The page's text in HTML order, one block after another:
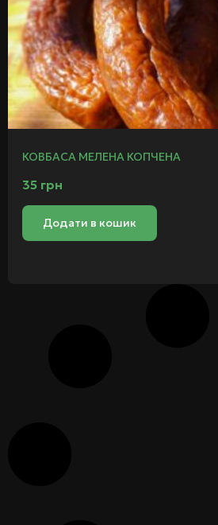
КОВБАСА МЕЛЕНА КОПЧЕНА
35 грн
Додати в кошик